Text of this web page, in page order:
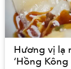
Hương vị lạ
‘Hồng